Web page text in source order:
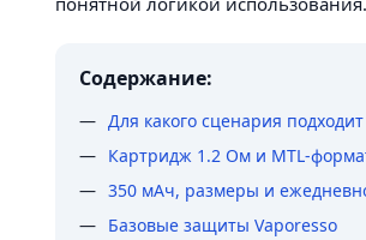
Содержание:
Для какого сценария
Картридж 1.2 Ом и MTL-
350 мАч, размеры и
Базовые защиты Vaporesso